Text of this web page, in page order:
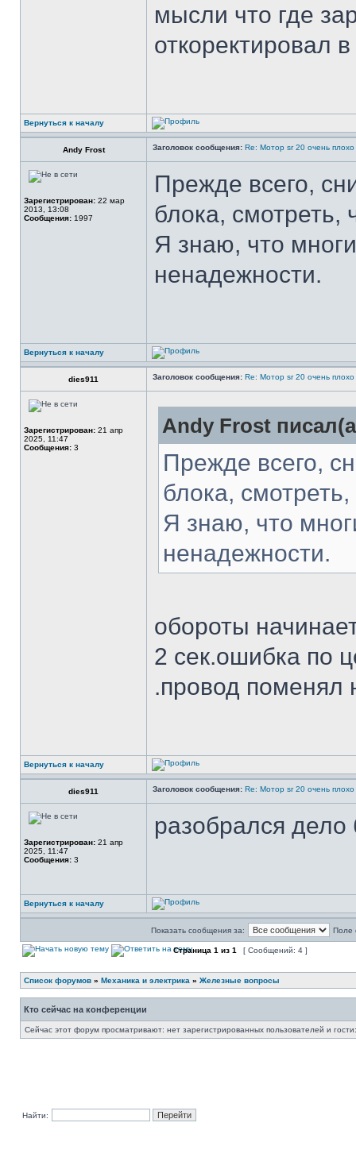
мысли что где
откоректировал
Вернуться к началу
Andy Frost Заголовок сообщения: Re: Мотор sr 20 очень плохо
Зарегистрирован: 22 мар
2013, 13:08
Сообщения: 1997
Прежде всего,
блока, смотреть,
Я знаю, что
ненадежности.
Вернуться к началу
dies911 Заголовок сообщения: Re: Мотор sr 20 очень плохо
Зарегистрирован: 21 апр
2025, 11:47
Сообщения: 3
Andy Frost
Прежде всего,
блока, смотреть,
Я знаю, что
ненадежности.
обороты
2 сек.ошибка по
.провод поменял
Вернуться к началу
dies911 Заголовок сообщения: Re: Мотор sr 20 очень плохо
Зарегистрирован: 21 апр
2025, 11:47
Сообщения: 3
разобрался дело
Вернуться к началу
Показать сообщения за: Поле
Страница 1 из 1 [ Сообщений: 4 ]
Список форумов » Механика и электрика » Железные вопросы
Кто сейчас на конференции
Сейчас этот форум просматривают: нет зарегистрированных пользователей и
Найти: